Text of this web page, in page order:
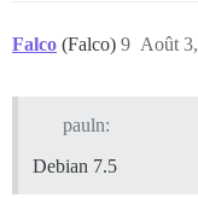
Falco (Falco) Août
9
pauln:
Debian 7.5